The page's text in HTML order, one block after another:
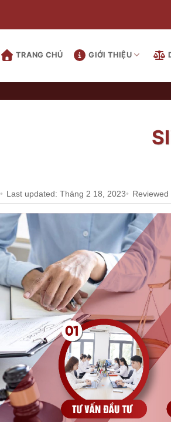
TRANG CHỦ GIỚI THIỆU
Last updated: Tháng 2 18, 2023 Reviewed